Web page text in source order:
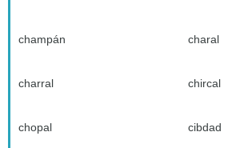
champán charal
charral chircal
chopal cibdad